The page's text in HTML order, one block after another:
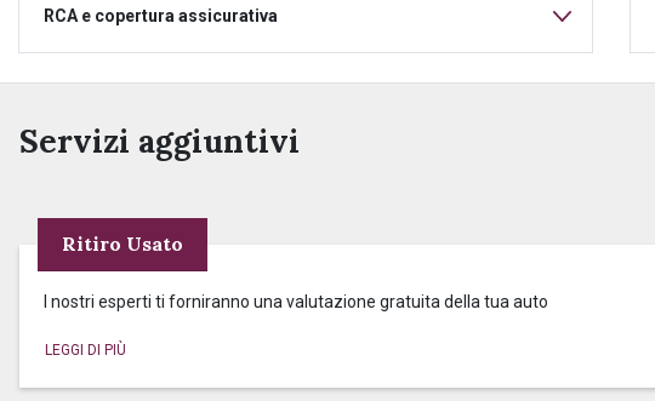
RCA e copertura assicurativa
Servizi aggiuntivi
Ritiro Usato
I nostri esperti ti forniranno una valutazione gratuita della tua auto